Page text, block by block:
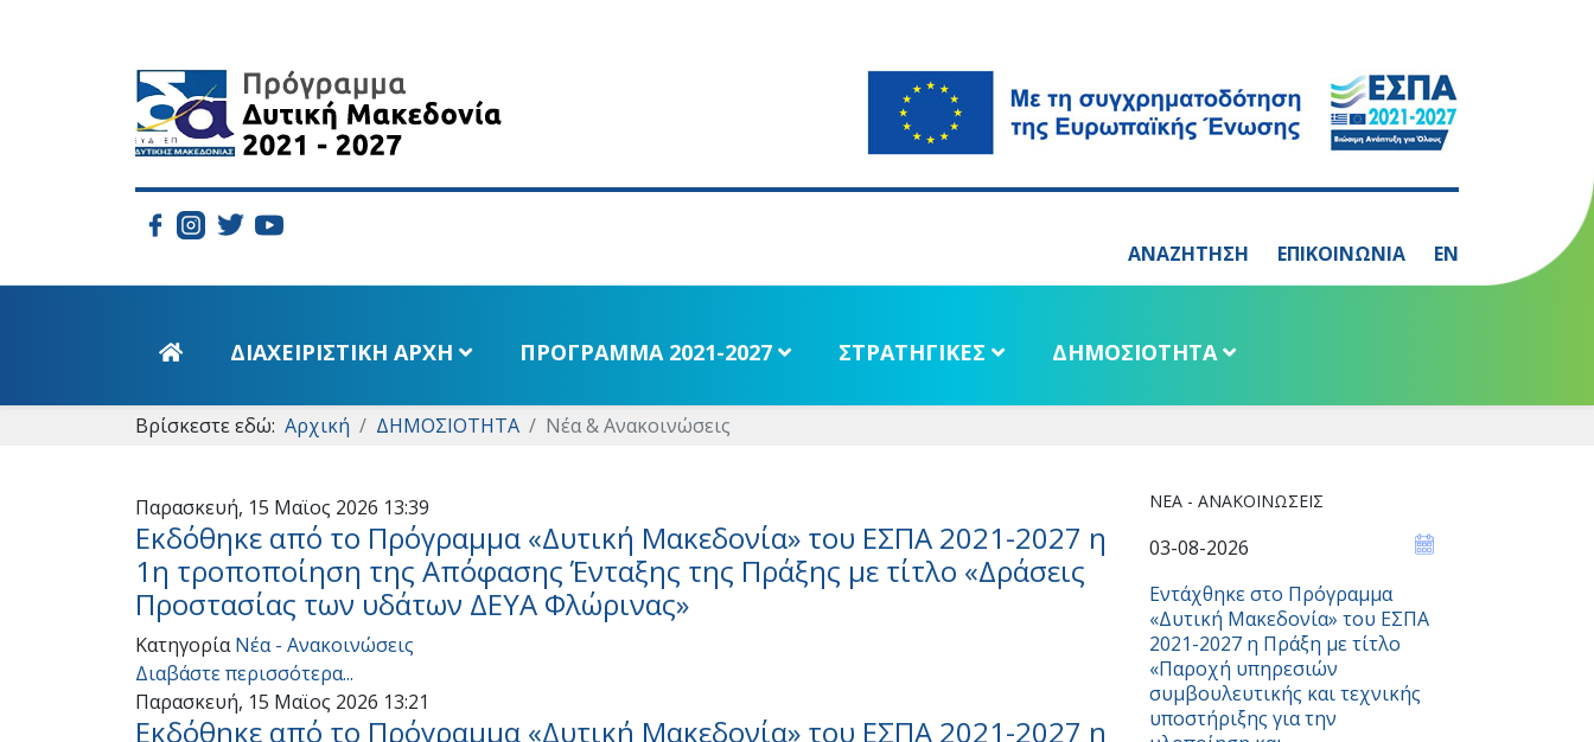
ΑΝΑΖΗΤΗΣΗ ΕΠΙΚΟΙΝΩΝΙΑ EN
ΔΙΑΧΕΙΡΙΣΤΙΚΗ ΑΡΧΗ ΠΡΟΓΡΑΜΜΑ 2021-2027 ΣΤΡΑΤΗΓΙΚΕΣ ΔΗΜΟΣΙΟΤΗΤΑ
Βρίσκεστε εδώ: Αρχική ΔΗΜΟΣΙΟΤΗΤΑ Νέα & Ανακοινώσεις
Παρασκευή, 15 Μαϊος 2026 13:39
Εκδόθηκε από το Πρόγραμμα «Δυτική Μακεδονία» του ΕΣΠΑ 2021-2027 η
1η τροποποίηση της Απόφασης Ένταξης της Πράξης με τίτλο «Δράσεις
Προστασίας των υδάτων ΔΕΥΑ Φλώρινας»
Κατηγορία Νέα - Ανακοινώσεις
Διαβάστε περισσότερα...
Παρασκευή, 15 Μαϊος 2026 13:21
Εκδόθηκε από το Πρόγραμμα «Δυτική Μακεδονία» του ΕΣΠΑ 2021-2027 η
ΝΈΑ - ΑΝΑΚΟΙΝΏΣΕΙΣ
03-08-2026
Εντάχθηκε στο Πρόγραμμα
«Δυτική Μακεδονία» του ΕΣΠΑ
2021-2027 η Πράξη με τίτλο
«Παροχή υπηρεσιών
συμβουλευτικής και τεχνικής
υποστήριξης για την